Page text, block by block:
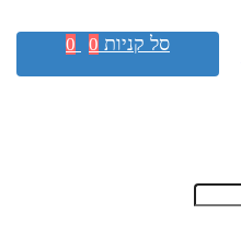
סל קניות 0
0